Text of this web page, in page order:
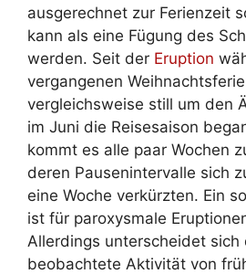
ausgerechnet zur Ferienzeit
kann als eine Fügung des
werden. Seit der Eruption
vergangenen
vergleichsweise still um den
im Juni die Reisesaison
kommt es alle paar Wochen
deren Pausenintervalle sich
eine Woche verkürzten. Ein
ist für paroxysmale
Allerdings unterscheidet sich
beobachtete Aktivität von